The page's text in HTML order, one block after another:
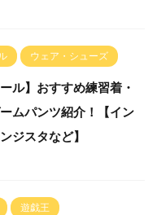
ウェア・シューズ
ール】おすすめ練習着・
ムパンツ紹介！【イン
ジスタなど】
遊戯王